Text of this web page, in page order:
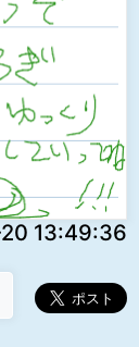
13:49:36